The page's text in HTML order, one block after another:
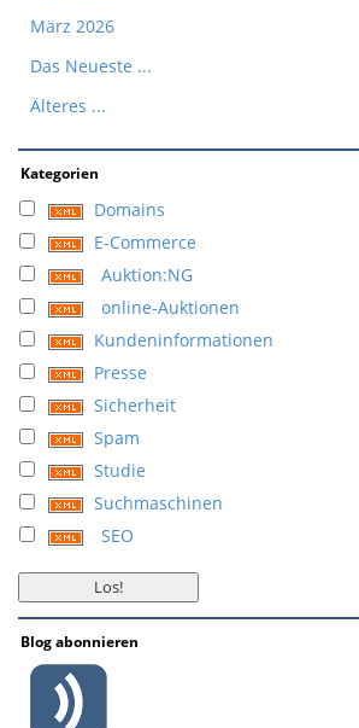
März 2026
Das Neueste ...
Älteres ...
Kategorien
Domains
E-Commerce
Auktion:NG
online-Auktionen
Kundeninformationen
Presse
Sicherheit
Spam
Studie
Suchmaschinen
SEO
Blog abonnieren